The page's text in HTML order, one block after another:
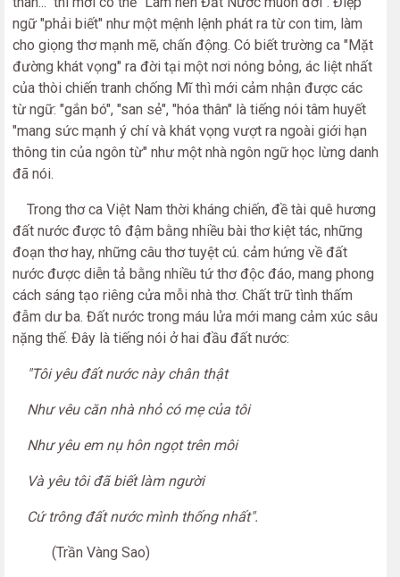
ngữ "phải biết" như một mệnh lệnh phát ra từ con tim, làm
cho giọng thơ mạnh mẽ, chấn động. Có biết trường ca "Mặt
đường khát vọng" ra đời tại một nơi nóng bỏng, ác liệt nhất
của thòi chiến tranh chống Mĩ thì mới cảm nhận được các
từ ngữ: "gắn bó", "san sẻ", "hóa thân" là tiếng nói tâm huyết
"mang sức mạnh ý chí và khát vọng vượt ra ngoài giới hạn
thông tin của ngôn từ" như một nhà ngôn ngữ học lừng danh
đã nói.
Trong thơ ca Việt Nam thời kháng chiến, đề tài quê hương
đất nước được tô đậm bằng nhiều bài thơ kiệt tác, những
đoạn thơ hay, những câu thơ tuyệt cú. cảm hứng về đất
nước được diễn tả bằng nhiều tứ thơ độc đáo, mang phong
cách sáng tạo riêng cửa mỗi nhà thơ. Chất trữ tình thấm
đẫm dư ba. Đất nước trong máu lửa mới mang cảm xúc sâu
nặng thế. Đây là tiếng nói ở hai đầu đất nước:
"Tôi yêu đất nước này chân thật
Như vêu căn nhà nhỏ có mẹ của tôi
Như yêu em nụ hôn ngọt trên môi
Và yêu tôi đã biết làm người
Cứ trông đất nước mình thống nhất".
(Trần Vàng Sao)